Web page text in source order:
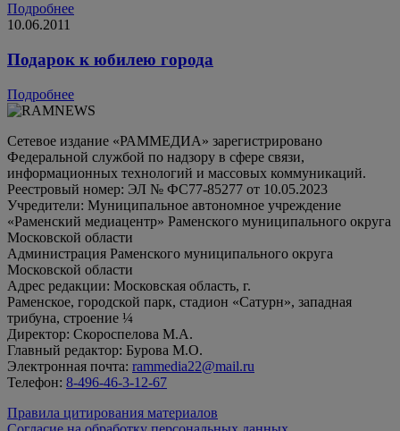
Подробнее
10.06.2011
Подарок к юбилею города
Подробнее
Сетевое издание «РАММЕДИА» зарегистрировано
Федеральной службой по надзору в сфере связи,
информационных технологий и массовых коммуникаций.
Реестровый номер: ЭЛ № ФС77-85277 от 10.05.2023
Учредители: Муниципальное автономное учреждение
«Раменский медиацентр» Раменского муниципального округа
Московской области
Администрация Раменского муниципального округа
Московской области
Адрес редакции: Московская область, г.
Раменское, городской парк, стадион «Сатурн», западная
трибуна, строение ¼
Директор: Скороспелова М.А.
Главный редактор: Бурова М.О.
Электронная почта: rammedia22@mail.ru
Телефон: 8-496-46-3-12-67
Правила цитирования материалов